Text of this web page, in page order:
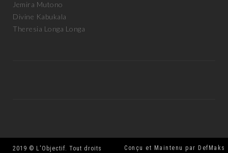
Jemira Mutono
Divine Kabukala
Theresia Longa Longa
2019 © L'Objectif. Tout droits Conçu et Maintenu par DefMaks